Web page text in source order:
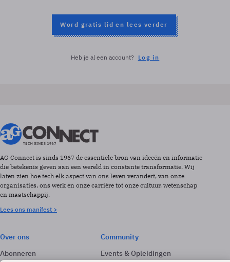
Word gratis lid en lees verder
Heb je al een account? Log in
AG Connect is sinds 1967 de essentiële bron van ideeën en informatie
die betekenis geven aan een wereld in constante transformatie. Wij
laten zien hoe tech elk aspect van ons leven verandert, van onze
organisaties, ons werk en onze carrière tot onze cultuur, wetenschap
en maatschappij.
Lees ons manifest >
Over ons
Abonneren
Community
Events & Opleidingen